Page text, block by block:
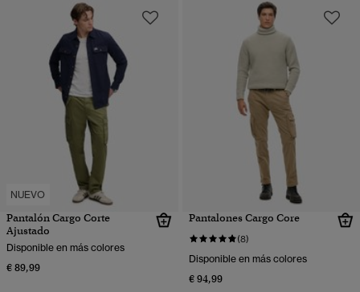
NUEVO
Pantalón Cargo Corte
Ajustado
Disponible en más colores
€ 89,99
Pantalones Cargo Core
(8)
Disponible en más colores
€ 94,99